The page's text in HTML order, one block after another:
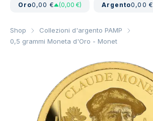
Oro0,00 € (0,00 €) Argento0,00 €
Shop
Collezioni d'argento PAMP
0,5 grammi Moneta d'Oro - Monet